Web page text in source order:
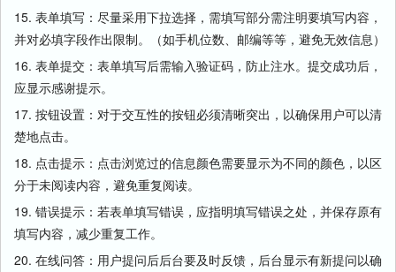
15. 表单填写：尽量采用下拉选择，需填写部分需注明要填写内容，
并对必填字段作出限制。（如手机位数、邮编等等，避免无效信息）
16. 表单提交：表单填写后需输入验证码，防止注水。提交成功后，
应显示感谢提示。
17. 按钮设置：对于交互性的按钮必须清晰突出，以确保用户可以清
楚地点击。
18. 点击提示：点击浏览过的信息颜色需要显示为不同的颜色，以区
分于未阅读内容，避免重复阅读。
19. 错误提示：若表单填写错误，应指明填写错误之处，并保存原有
填写内容，减少重复工作。
20. 在线问答：用户提问后后台要及时反馈，后台显示有新提问以确